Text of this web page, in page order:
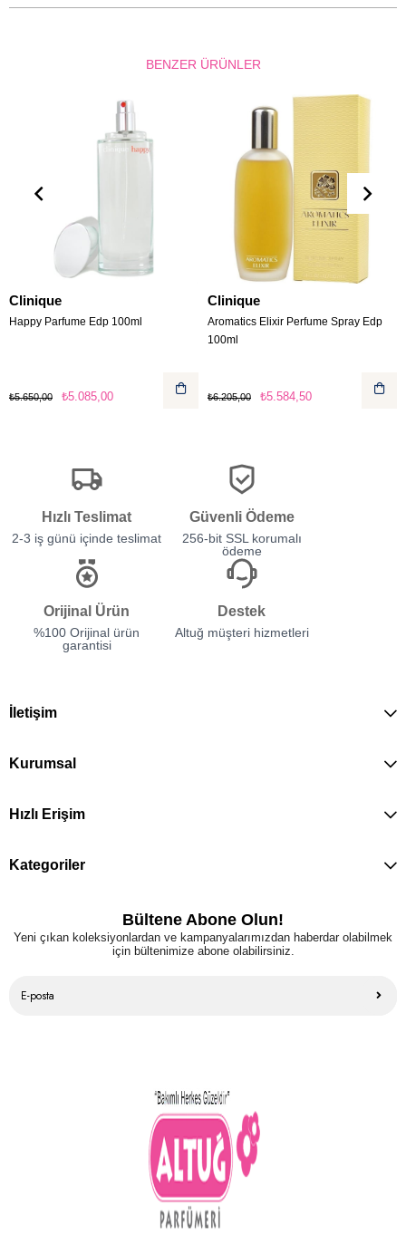
BENZER ÜRÜNLER
Clinique
Happy Parfume Edp 100ml
₺5.085,00
₺5.650,00
Clinique
Aromatics Elixir Perfume Spray Edp
100ml
₺5.584,50
₺6.205,00
Hızlı Teslimat
2-3 iş günü içinde teslimat
Güvenli Ödeme
256-bit SSL korumalı
ödeme
Orijinal Ürün
%100 Orijinal ürün
garantisi
Destek
Altuğ müşteri hizmetleri
İletişim
Kurumsal
Hızlı Erişim
Kategoriler
Bültene Abone Olun!
Yeni çıkan koleksiyonlardan ve kampanyalarımızdan haberdar olabilmek
için bültenimize abone olabilirsiniz.